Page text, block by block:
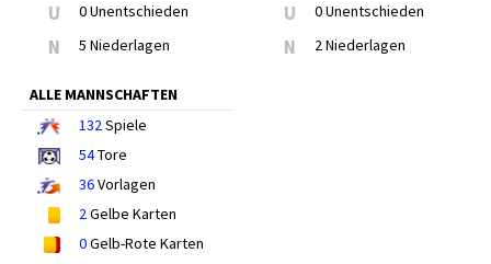
U 0 Unentschieden
N 5 Niederlagen
U 0 Unentschieden
N 2 Niederlagen
ALLE MANNSCHAFTEN
132Spiele
54Tore
36Vorlagen
2Gelbe Karten
0Gelb-Rote Karten